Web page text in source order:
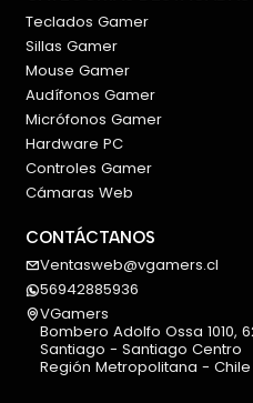
Teclados Gamer
Sillas Gamer
Mouse Gamer
Audífonos Gamer
Micrófonos Gamer
Hardware PC
Controles Gamer
Cámaras Web
CONTÁCTANOS
Ventasweb@vgamers.cl
56942885936
VGamers
Bombero Adolfo Ossa 1010,
Santiago - Santiago Centro
Región Metropolitana - Chile